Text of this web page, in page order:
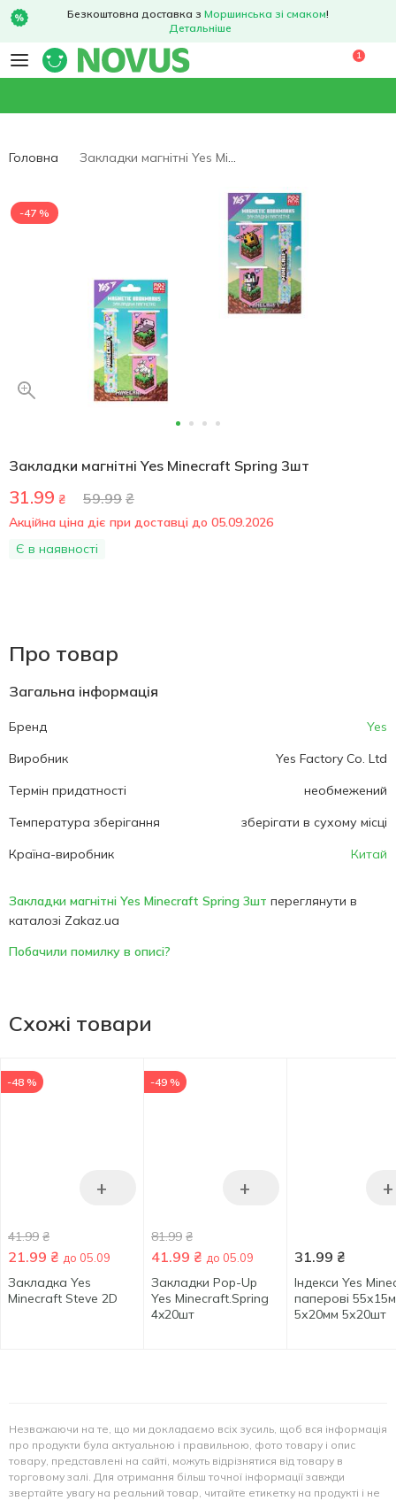
Безкоштовна доставка з Моршинська зі смаком!
Детальніше
1
Головна Закладки магнітні Yes Minecraft Spring 3шт
-47 %
Закладки магнітні Yes Minecraft Spring 3шт
31.99 ₴ 59.99 ₴
Акційна ціна діє при доставці до 05.09.2026
Є в наявності
Про товар
Загальна інформація
Бренд
Yes
Виробник
Yes Factory Co. Ltd
Термін придатності
необмежений
Температура зберігання
зберігати в сухому місці
Країна-виробник
Китай
Закладки магнітні Yes Minecraft Spring 3шт переглянути в
каталозі Zakaz.ua
Побачили помилку в описі?
Схожі товари
+
-48 %
41.99 ₴
21.99 ₴ до 05.09
Закладка Yes
Minecraft Steve 2D
+
-49 %
81.99 ₴
41.99 ₴ до 05.09
Закладки Pop-Up
Yes Minecraft.Spring
4x20шт
+
31.99 ₴
Індекси Yes
паперові
5х20мм 5х20шт
Незважаючи на те, що ми докладаємо всіх зусиль, щоб вся інформація
про продукти була актуальною і правильною, фото товару і опис
товару, представлені на сайті, можуть відрізнятися від товару в
торговому залі. Для отримання більш точної інформації завжди
звертайте увагу на реальний товар, читайте етикетку на продукті і не